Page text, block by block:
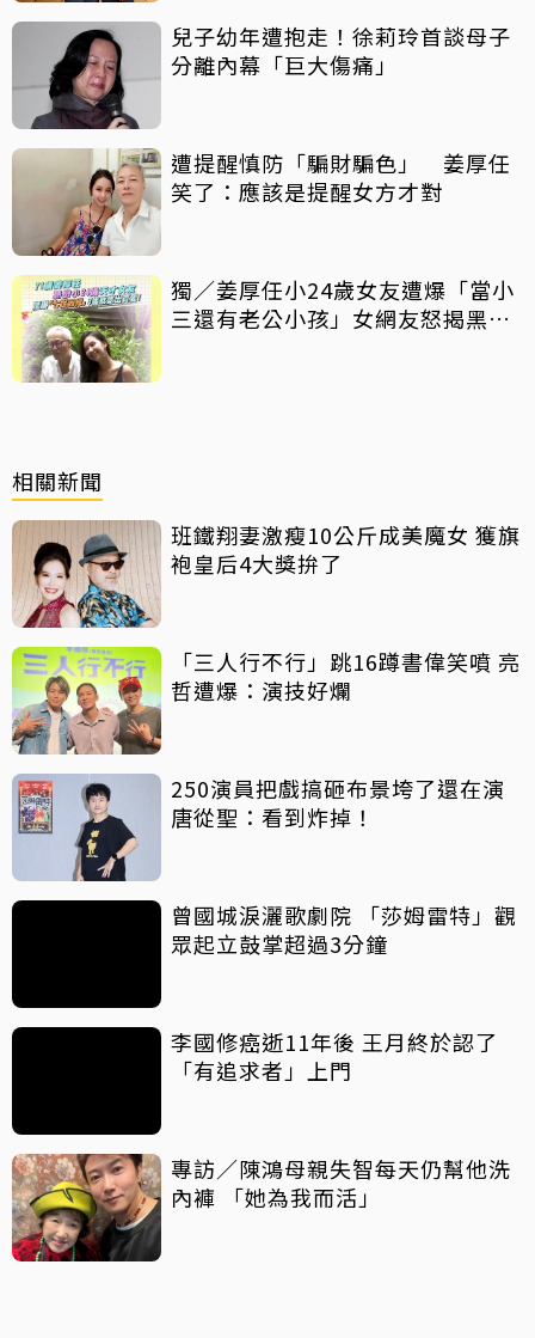
兒子幼年遭抱走！徐莉玲首談母子
分離內幕「巨大傷痛」
遭提醒慎防「騙財騙色」 姜厚任
笑了：應該是提醒女方才對
獨／姜厚任小24歲女友遭爆「當小
三還有老公小孩」女網友怒揭黑歷
相關新聞
班鐵翔妻激瘦10公斤成美魔女 獲旗
袍皇后4大獎拚了
「三人行不行」跳16蹲書偉笑噴 亮
哲遭爆：演技好爛
250演員把戲搞砸布景垮了還在演
唐從聖：看到炸掉！
曾國城淚灑歌劇院 「莎姆雷特」觀
眾起立鼓掌超過3分鐘
李國修癌逝11年後 王月終於認了
「有追求者」上門
專訪／陳鴻母親失智每天仍幫他洗
內褲 「她為我而活」